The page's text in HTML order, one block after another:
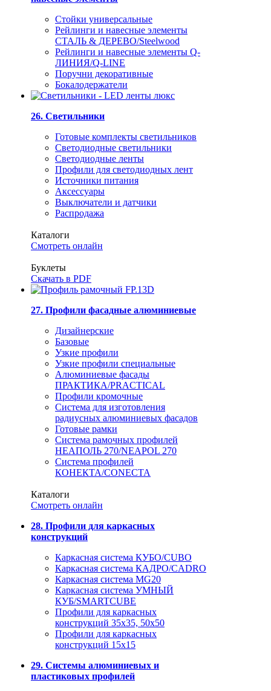
Стойки универсальные
Рейлинги и навесные элементы
СТАЛЬ & ДЕРЕВО/Steelwood
Рейлинги и навесные элементы Q-
ЛИНИЯ/Q-LINE
Поручни декоративные
Бокалодержатели
26. Светильники
Готовые комплекты светильников
Светодиодные светильники
Светодиодные ленты
Профили для светодиодных лент
Источники питания
Аксессуары
Выключатели и датчики
Распродажа
Каталоги
Смотреть онлайн
Буклеты
Скачать в PDF
27. Профили фасадные алюминиевые
Дизайнерские
Базовые
Узкие профили
Узкие профили специальные
Алюминиевые фасады
ПРАКТИКА/PRACTICAL
Профили кромочные
Система для изготовления
радиусных алюминиевых фасадов
Готовые рамки
Система рамочных профилей
НЕАПОЛЬ 270/NEAPOL 270
Система профилей
КОНЕКТА/CONECTA
Каталоги
Смотреть онлайн
28. Профили для каркасных
конструкций
Каркасная система КУБО/CUBO
Каркасная система КАДРО/CADRO
Каркасная система MG20
Каркасная система УМНЫЙ
КУБ/SMARTCUBE
Профили для каркасных
конструкций 35x35, 50x50
Профили для каркасных
конструкций 15х15
29. Системы алюминиевых и
пластиковых профилей